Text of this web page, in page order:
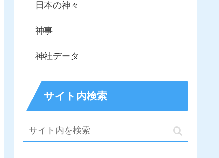
日本の神々
神事
神社データ
サイト内検索